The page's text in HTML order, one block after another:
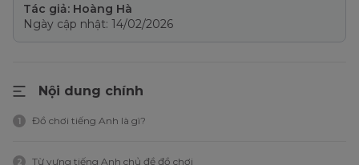
Tác giả: Hoàng Hà
Ngày cập nhật: 14/02/2026
Nội dung chính
1 Đồ chơi tiếng Anh là gì?
2 Từ vựng tiếng Anh chủ đề đồ chơi